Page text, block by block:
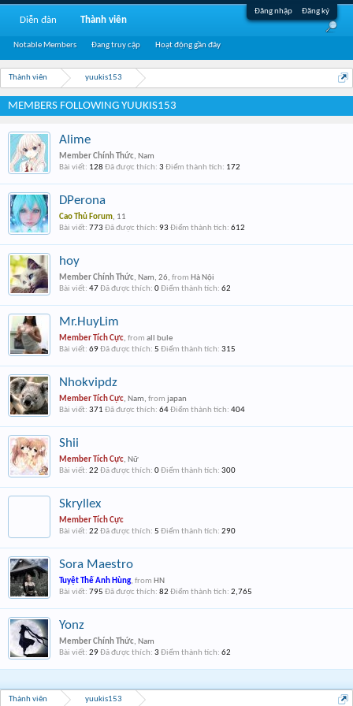
Đăng nhập Đăng ký
Thành viên yuukis153
MEMBERS FOLLOWING YUUKIS153
Alime
Member Chính Thức, Nam
Bài viết: 128 Đã được thích: 3 Điểm thành tích: 172
DPerona
Cao Thủ Forum, 11
Bài viết: 773 Đã được thích: 93 Điểm thành tích: 612
hoy
Member Chính Thức, Nam, 26, from Hà Nội
Bài viết: 47Đã được thích: 0Điểm thành tích: 62
Mr.HuyLim
Member Tích Cực, from all bule
Bài viết: 69Đã được thích: 5 Điểm thành tích: 315
Nhokvipdz
Member Tích Cực, Nam, from japan
Bài viết: 371 Đã được thích: 64Điểm thành tích: 404
Shii
Member Tích Cực, Nữ
Bài viết: 22 Đã được thích: 0Điểm thành tích: 300
Skryllex
Member Tích Cực
Bài viết: 22 Đã được thích: 5 Điểm thành tích: 290
Sora Maestro
Tuyệt Thế Anh Hùng, from HN
Bài viết: 795 Đã được thích: 82 Điểm thành tích: 2,765
Yonz
Member Chính Thức, Nam
Bài viết: 29Đã được thích: 3 Điểm thành tích: 62
Thành viên yuukis153
Diễn đàn Thành viên
Notable Members Đang truy cập Hoạt động gần đây